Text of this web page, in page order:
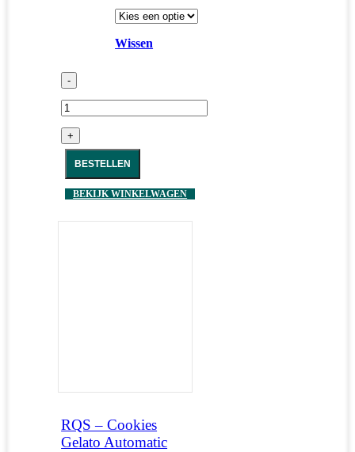
Wissen
-
+
BESTELLEN
BEKIJK WINKELWAGEN
RQS – Cookies
Gelato Automatic